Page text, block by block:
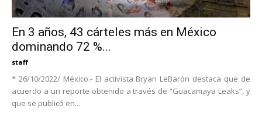
En 3 años, 43 cárteles más en México
dominando 72 %...
staff
* 26/10/2022/ México.- El activista Bryan LeBarón destaca que de
acuerdo a un reporte obtenido a través de “Guacamaya Leaks”, y
que se publicó en...